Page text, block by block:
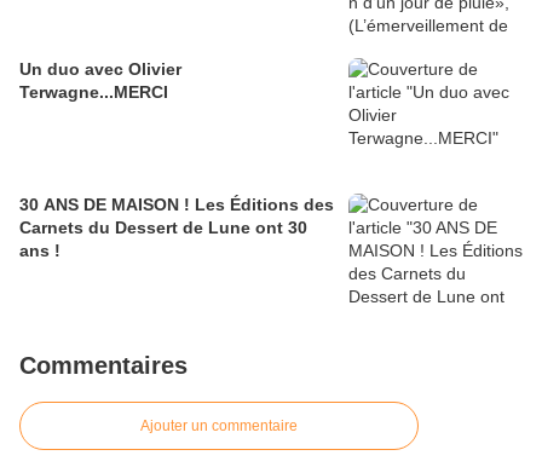
Un duo avec Olivier
Terwagne...MERCI
30 ANS DE MAISON ! Les Éditions des
Carnets du Dessert de Lune ont 30
ans !
Commentaires
Ajouter un commentaire